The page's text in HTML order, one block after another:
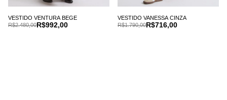
VESTIDO VENTURA BEGE
R$992,00
R$2.480,00
VESTIDO VANESSA CINZA
R$716,00
R$1.790,00